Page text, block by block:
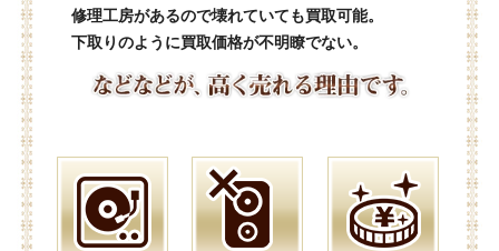
修理工房があるので壊れていても買取可能。
下取りのように買取価格が不明瞭でない。